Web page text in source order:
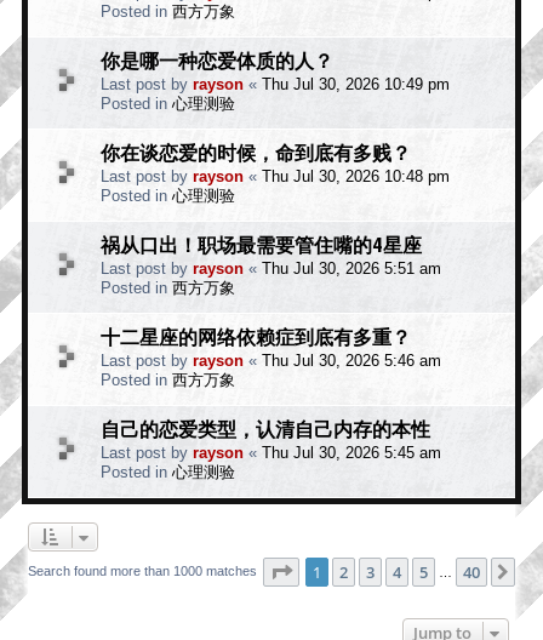
Posted in 西方万象
你是哪一种恋爱体质的人？
Last post by rayson « Thu Jul 30, 2026 10:49 pm
Posted in 心理测验
你在谈恋爱的时候，命到底有多贱？
Last post by rayson « Thu Jul 30, 2026 10:48 pm
Posted in心理测验
祸从口出！职场最需要管住嘴的4星座
Last post by rayson « Thu Jul 30, 2026 5:51 am
Posted in 西方万象
十二星座的网络依赖症到底有多重？
Last post by rayson « Thu Jul 30, 2026 5:46 am
Posted in 西方万象
自己的恋爱类型，认清自己内存的本性
Last post by rayson « Thu Jul 30, 2026 5:45 am
Posted in 心理测验
Search found more than 1000 matches Page 1of 40
1 2 3 4 5 40
Jump to